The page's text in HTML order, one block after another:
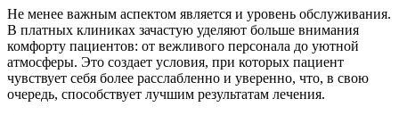
Не менее важным аспектом является и уровень обслуживания.
В платных клиниках зачастую уделяют больше внимания
комфорту пациентов: от вежливого персонала до уютной
атмосферы. Это создает условия, при которых пациент
чувствует себя более расслабленно и уверенно, что, в свою
очередь, способствует лучшим результатам лечения.